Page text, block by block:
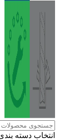
انتخاب دسته